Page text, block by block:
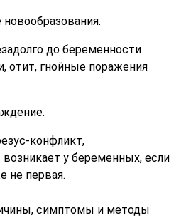
до беременности
отит, гнойные поражения
конфликт,
у беременных, если
не первая.
симптомы и методы